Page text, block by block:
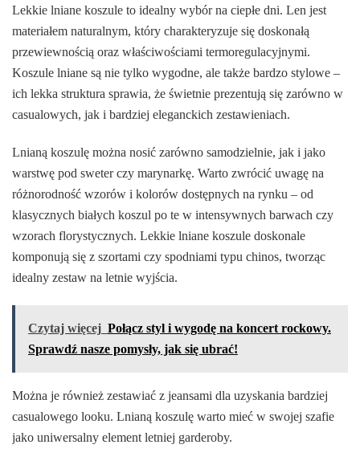
Lekkie lniane koszule to idealny wybór na ciepłe dni. Len jest
materiałem naturalnym, który charakteryzuje się doskonałą
przewiewnością oraz właściwościami termoregulacyjnymi.
Koszule lniane są nie tylko wygodne, ale także bardzo stylowe –
ich lekka struktura sprawia, że świetnie prezentują się zarówno w
casualowych, jak i bardziej eleganckich zestawieniach.
Lnianą koszulę można nosić zarówno samodzielnie, jak i jako
warstwę pod sweter czy marynarkę. Warto zwrócić uwagę na
różnorodność wzorów i kolorów dostępnych na rynku – od
klasycznych białych koszul po te w intensywnych barwach czy
wzorach florystycznych. Lekkie lniane koszule doskonale
komponują się z szortami czy spodniami typu chinos, tworząc
idealny zestaw na letnie wyjścia.
Czytaj więcej Połącz styl i wygodę na koncert rockowy.
Sprawdź nasze pomysły, jak się ubrać!
Można je również zestawiać z jeansami dla uzyskania bardziej
casualowego looku. Lnianą koszulę warto mieć w swojej szafie
jako uniwersalny element letniej garderoby.